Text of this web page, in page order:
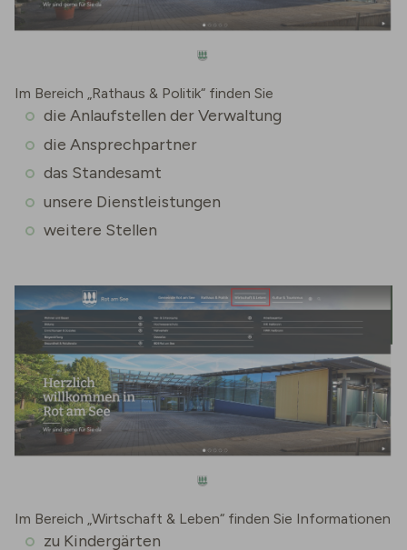
Im Bereich „Rathaus & Politik“ finden Sie
die Anlaufstellen der Verwaltung
die Ansprechpartner
das Standesamt
unsere Dienstleistungen
weitere Stellen
Im Bereich „Wirtschaft & Leben“ finden Sie Informationen
zu Kindergärten